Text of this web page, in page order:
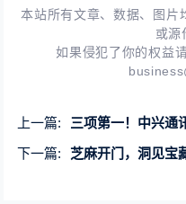
本站所有文章、数据、图片
或源
如果侵犯了你的权益
上一篇:
三项第一！中兴通
下一篇:
芝麻开门，洞见宝